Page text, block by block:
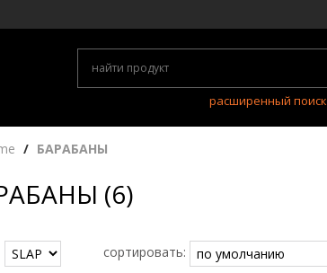
расширенный поиск
БАРАБАНЫ
(6)
сортировать: